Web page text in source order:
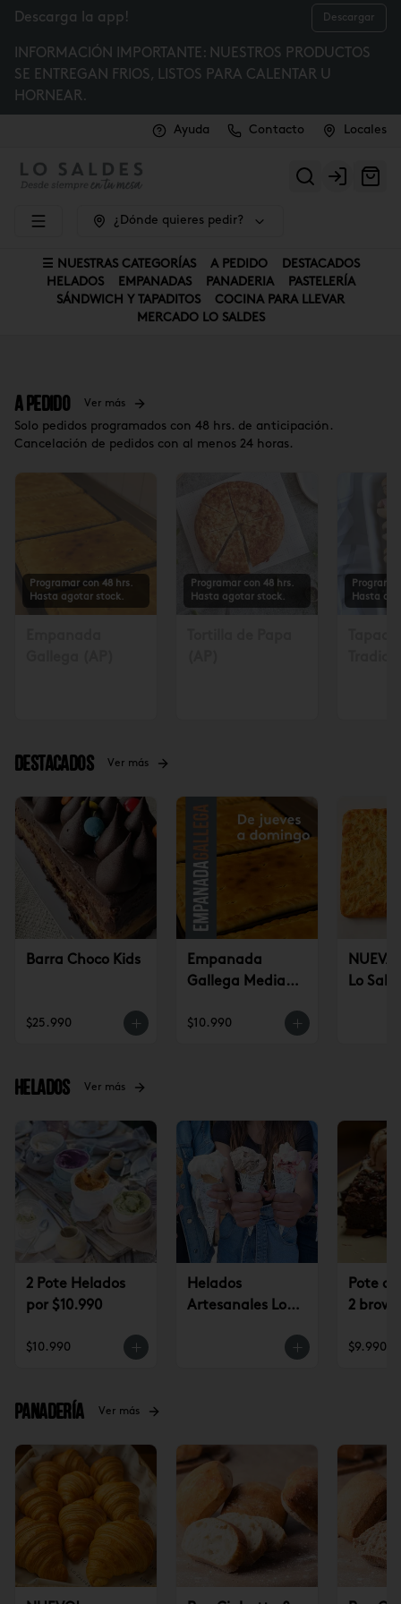
Descarga la app! Descargar
INFORMACIÓN IMPORTANTE: NUESTROS PRODUCTOS
SE ENTREGAN FRIOS, LISTOS PARA CALENTAR U
HORNEAR.
Ayuda Contacto Locales
Login
¿Dónde quieres pedir?
☰ NUESTRAS CATEGORÍAS A PEDIDO
DESTACADOS
HELADOS
EMPANADAS PANADERIA
PASTELERÍA
SÁNDWICH Y TAPADITOS
COCINA PARA LLEVAR
MERCADO LO SALDES
A Pedido Ver más
Solo pedidos programados con 48 hrs. de anticipación.
Cancelación de pedidos con al menos 24 horas.
Programar con 48 hrs.
Hasta agotar stock.
Programar con 48 hrs.
Hasta agotar stock.
Hasta
Destacados Ver más
Barra Choco Kids
$25.990
Empanada
Gallega Mediana
domingo)
$10.990
Lo
Helados Ver más
2 Pote Helados
por $10.990
$10.990
Helados
Artesanales Lo
Pote
2
$9.990
Panadería Ver más